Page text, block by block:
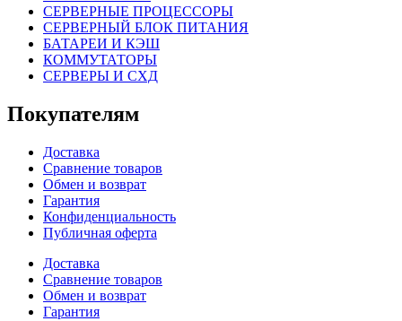
СЕРВЕРНЫЕ ПРОЦЕССОРЫ
СЕРВЕРНЫЙ БЛОК ПИТАНИЯ
БАТАРЕИ И КЭШ
КОММУТАТОРЫ
СЕРВЕРЫ И СХД
Покупателям
Доставка
Сравнение товаров
Обмен и возврат
Гарантия
Конфиденциальность
Публичная оферта
Доставка
Сравнение товаров
Обмен и возврат
Гарантия